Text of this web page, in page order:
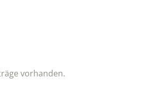
vorhanden.